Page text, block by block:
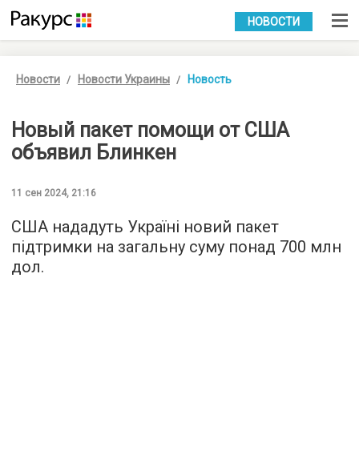
УКР РУС
НОВОСТИ
Новости Новости Украины Новость
Новый пакет помощи от США
объявил Блинкен
11 сен 2024, 21:16
США нададуть Україні новий пакет
підтримки на загальну суму понад 700 млн
дол.